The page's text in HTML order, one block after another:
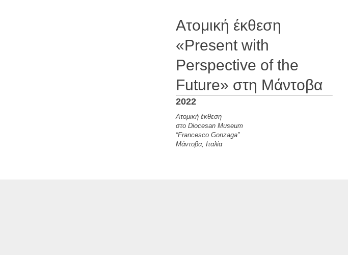
Ατομική έκθεση
«Present with
Perspective of the
Future» στη Μάντοβα
2022
Ατομική έκθεση
στο Diocesan Museum
“Francesco Gonzaga”
Μάντοβα, Ιταλία